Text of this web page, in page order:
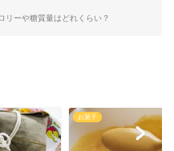
リーや糖質量はどれくらい？
お菓子